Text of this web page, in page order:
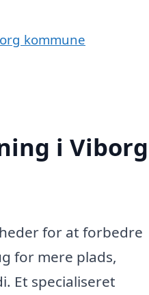
kommune
i Viborg
for at forbedre
for mere plads,
Et specialiseret